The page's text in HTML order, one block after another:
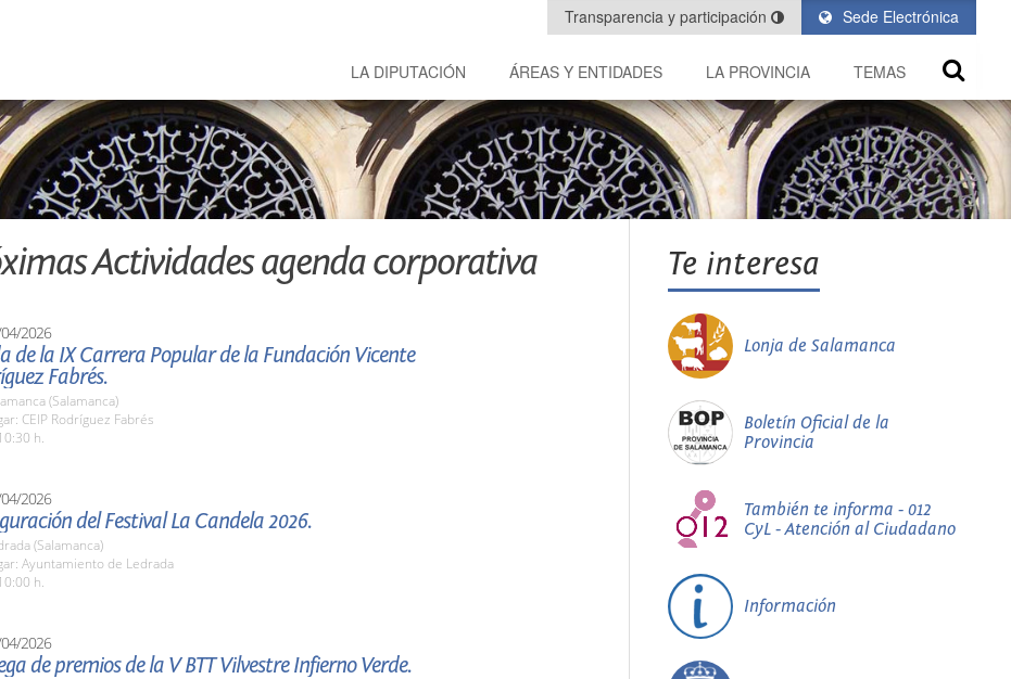
Sede Electrónica
Transparencia y participación
LA DIPUTACIÓN ÁREAS Y ENTIDADES LA PROVINCIA TEMAS
Actividades agenda corporativa
2026
de la IX Carrera Popular de la Fundación Vicente
Fabrés.
(Salamanca)
CEIP Rodríguez Fabrés
h.
2026
del Festival La Candela 2026.
(Salamanca)
Ayuntamiento de Ledrada
h.
2026
de premios de la V BTT Vilvestre Infierno Verde.
Te interesa
Lonja de Salamanca
Boletín Oficial de la
Provincia
También te informa - 012
CyL - Atención al Ciudadano
Información